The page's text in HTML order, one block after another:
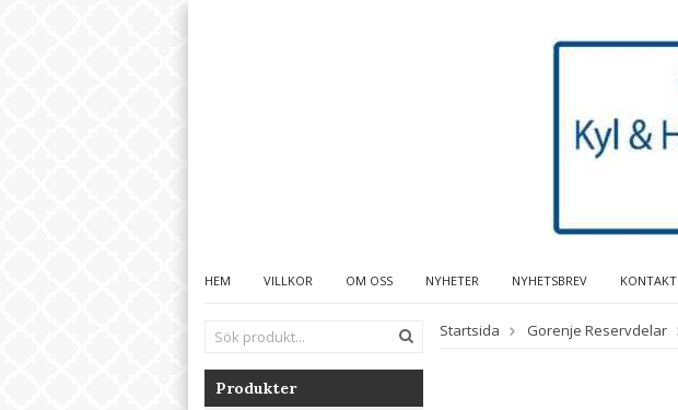
HEM VILLKOR OM OSS NYHETER NYHETSBREV KONTAKT
Produkter
Startsida Gorenje Reservdelar